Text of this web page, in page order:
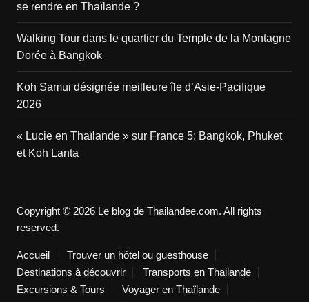
se rendre en Thaïlande ?
Walking Tour dans le quartier du Temple de la Montagne
Dorée à Bangkok
Koh Samui désignée meilleure île d’Asie-Pacifique
2026
« Lucie en Thaïlande » sur France 5: Bangkok, Phuket
et Koh Lanta
Copyright © 2026 Le blog de Thailandee.com. All rights
reserved.
Accueil
Trouver un hôtel ou guesthouse
Destinations à découvrir
Transports en Thailande
Excursions & Tours
Voyager en Thaïlande